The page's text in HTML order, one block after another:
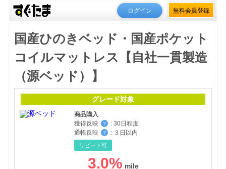
ログイン 無料会員登録
国産ひのきベッド・国産ポケット
コイルマットレス【自社一貫製造
（源ベッド）】
グレード対象
商品購入
獲得反映
？ : 30日程度
通帳反映
？ : ３日以内
リピート可
3.0%